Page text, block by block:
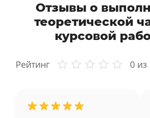
Отзывы о
теоретической
курсовой
Рейтинг 0 из